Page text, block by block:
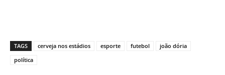
TAGS cerveja nos estádios esporte futebol
joão dória
política